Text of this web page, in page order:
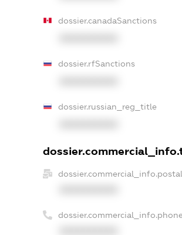
dossier.canadaSanctions
dossier.rfSanctions
dossier.russian_reg_title